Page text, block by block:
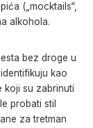
(„mocktails“,
alkohola.
bez droge u
kao
koji su zabrinuti
probati stil
za tretman